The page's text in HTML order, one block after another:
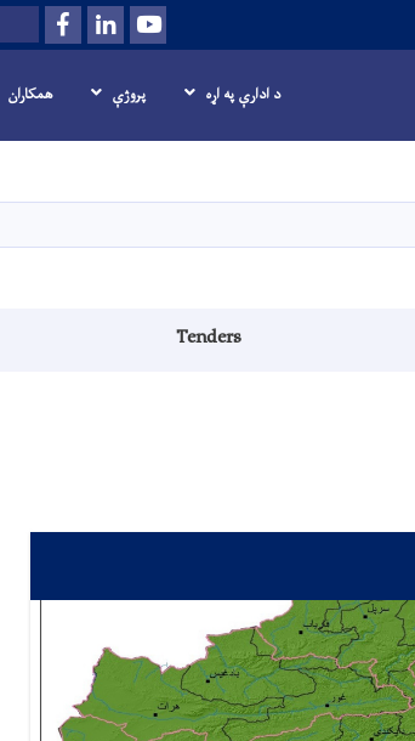
Youtube
LinkedIn
Facebook
Search
د ادارې په اړه پروژې همکاران
Tenders